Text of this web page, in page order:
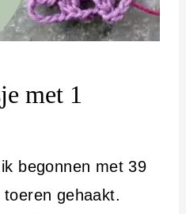
met 1
begonnen met 39
toeren gehaakt.